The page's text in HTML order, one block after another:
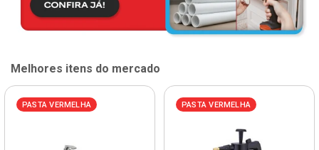
Melhores itens do mercado
PASTA VERMELHA PASTA VERMELHA